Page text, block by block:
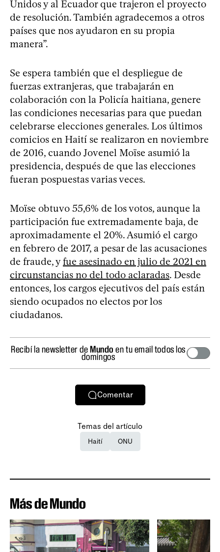
Unidos y al Ecuador que trajeron el proyecto
de resolución. También agradecemos a otros
países que nos ayudaron en su propia
manera”.
Se espera también que el despliegue de
fuerzas extranjeras, que trabajarán en
colaboración con la Policía haitiana, genere
las condiciones necesarias para que puedan
celebrarse elecciones generales. Los últimos
comicios en Haití se realizaron en noviembre
de 2016, cuando Jovenel Moïse asumió la
presidencia, después de que las elecciones
fueran pospuestas varias veces.
Moïse obtuvo 55,6% de los votos, aunque la
participación fue extremadamente baja, de
aproximadamente el 20%. Asumió el cargo
en febrero de 2017, a pesar de las acusaciones
de fraude, yfue asesinado en julio de 2021 en
circunstancias no del todo aclaradas. Desde
entonces, los cargos ejecutivos del país están
siendo ocupados no electos por los
ciudadanos.
Recibí la newsletter deMundo en tu email todos los
domingos
Comentar
Temas del artículo
Haití ONU
Más de Mundo